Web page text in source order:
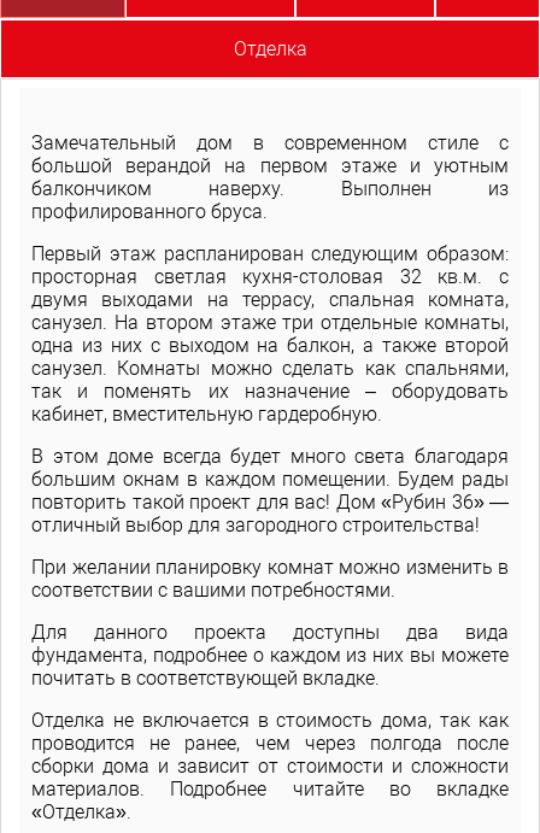
Отделка
Замечательный дом в современном стиле с
большой верандой на первом этаже и уютным
балкончиком наверху. Выполнен из
профилированного бруса.
Первый этаж распланирован следующим образом:
просторная светлая кухня-столовая 32 кв.м. с
двумя выходами на террасу, спальная комната,
санузел. На втором этаже три отдельные комнаты,
одна из них с выходом на балкон, а также второй
санузел. Комнаты можно сделать как спальнями,
так и поменять их назначение – оборудовать
кабинет, вместительную гардеробную.
В этом доме всегда будет много света благодаря
большим окнам в каждом помещении. Будем рады
повторить такой проект для вас! Дом «Рубин 36» —
отличный выбор для загородного строительства!
При желании планировку комнат можно изменить в
соответствии с вашими потребностями.
Для данного проекта доступны два вида
фундамента, подробнее о каждом из них вы можете
почитать в соответствующей вкладке.
Отделка не включается в стоимость дома, так как
проводится не ранее, чем через полгода после
сборки дома и зависит от стоимости и сложности
материалов. Подробнее читайте во вкладке
«Отделка».